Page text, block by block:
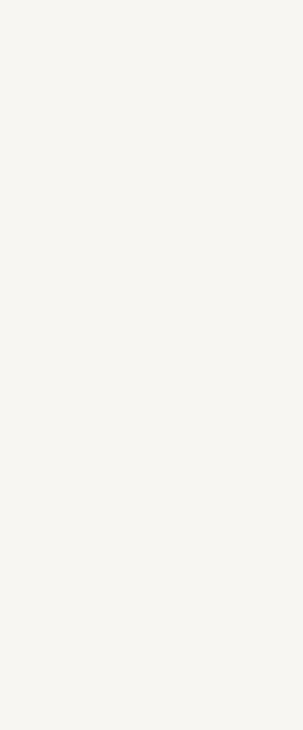
في إستيبونا وكاساريس بتصاميم عصرية ومرافق
مثل ماربيا وبيناهافيس، استقرارًا في
فلل كوستا ديل سول